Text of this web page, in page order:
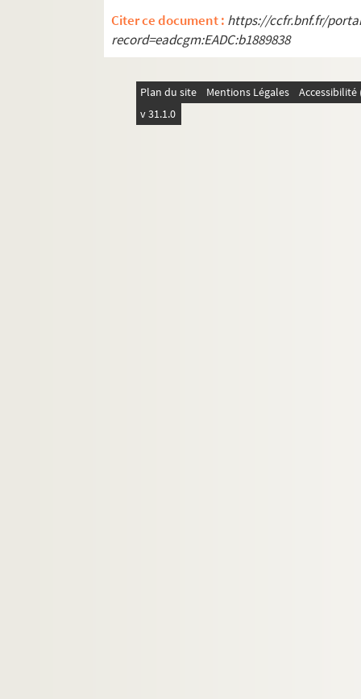
Citer ce document : https://ccfr.bnf.fr/
record=eadcgm:EADC:b1889838
Plan du site Mentions Légales
v 31.1.0